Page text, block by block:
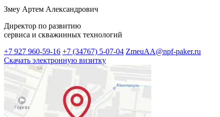
Змеу Артем Александрович
Директор по развитию
сервиса и скважинных технологий
+7 927 960-59-16 +7 (34767) 5-07-04 ZmeuAA@npf-paker.ru
Скачать электронную визитку